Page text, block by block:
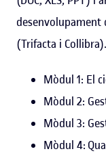
desenvolupament
(Trifacta i Collibra).
Mòdul 1: El
Mòdul 2:
Mòdul 3:
Mòdul 4: